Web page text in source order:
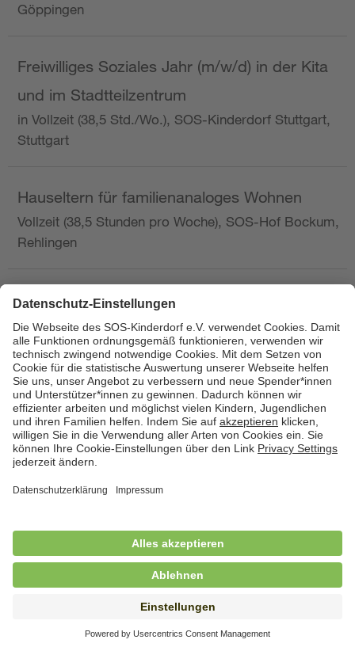
Göppingen
Freiwilliges Soziales Jahr (m/w/d) in der Kita
und im Stadtteilzentrum
in Vollzeit (38,5 Std./Wo.), SOS-Kinderdorf Stuttgart,
Stuttgart
Hauseltern für familienanaloges Wohnen
Vollzeit (38,5 Stunden pro Woche), SOS-Hof Bockum,
Rehlingen
Hauswirtschafterin / Köchin (m/w/d) als
Ausbilderin (m/w/d) im Bereich
Nahrungszubereitung
in Vollzeit (38,5 Std./Wo.), SOS-Kinderdorf
Saarbrücken, Saarbrücken
Hauswirtschaftskraft (m/w/d)
in Teilzeit (mind. 20 - max. 30 Std./.Wo.), SOS-
Hauswirtschaftskraft (m/w/d)
in unbefristeter Anstellung, Teilzeit (20 Std./Wo.), SOS-
Kinderdorf Dortmund, Hagen